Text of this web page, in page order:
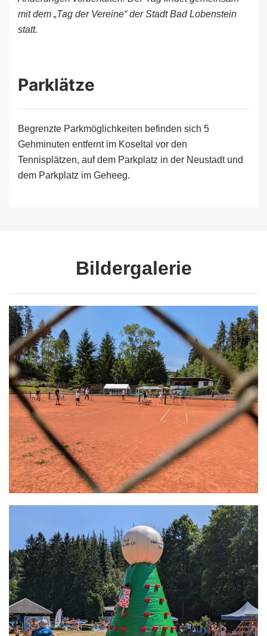
mit dem „Tag der Vereine“ der Stadt Bad Lobenstein
statt.
Parklätze
Begrenzte Parkmöglichkeiten befinden sich 5
Gehminuten entfernt im Koseltal vor den
Tennisplätzen, auf dem Parkplatz in der Neustadt und
dem Parkplatz im Geheeg.
Bildergalerie